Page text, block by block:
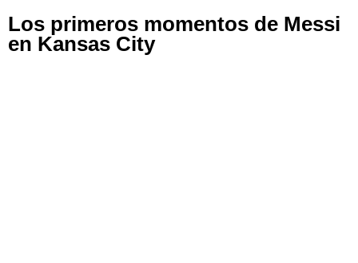
Los primeros momentos de Messi
en Kansas City